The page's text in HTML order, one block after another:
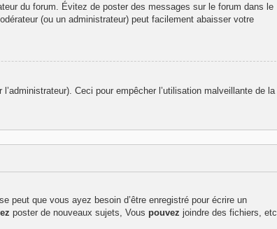
du forum. Évitez de poster des messages sur le forum dans le
(ou un administrateur) peut facilement abaisser votre
Ceci pour empêcher l’utilisation malveillante de la
peut que vous ayez besoin d’être enregistré pour écrire un
poster de nouveaux sujets, Vous pouvez joindre des fichiers, etc.